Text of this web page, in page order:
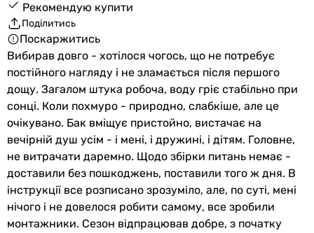
Рекомендую купити
Поділитись
Поскаржитись
Вибирав довго - хотілося чогось, що не потребує
постійного нагляду і не зламається після першого
дощу. Загалом штука робоча, воду гріє стабільно при
сонці. Коли похмуро - природно, слабкіше, але це
очікувано. Бак вміщує пристойно, вистачає на
вечірній душ усім - і мені, і дружині, і дітям. Головне,
не витрачати даремно. Щодо збірки питань немає -
доставили без пошкоджень, поставили того ж дня. В
інструкції все розписано зрозуміло, але, по суті, мені
нічого і не довелося робити самому, все зробили
монтажники. Сезон відпрацював добре, з початку